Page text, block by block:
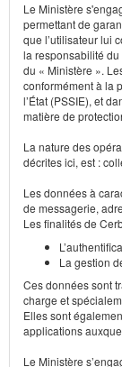
Le Ministère
permettant de
que l’utilisateur lui
la responsabilité
du « Ministère ».
conformément à la
l’État (PSSIE), et
matière de
La nature des
décrites ici, est :
Les données à
de messagerie,
Les finalités de
La gestion
Ces données sont
charge et
Elles sont
applications
Le Ministère